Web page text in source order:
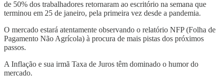
de 50% dos trabalhadores retornaram ao escritório na semana que
terminou em 25 de janeiro, pela primeira vez desde a pandemia.
O mercado estará atentamente observando o relatório NFP (Folha de
Pagamento Não Agrícola) à procura de mais pistas dos próximos
passos.
A Inflação e sua irmã Taxa de Juros têm dominado o humor do
mercado.